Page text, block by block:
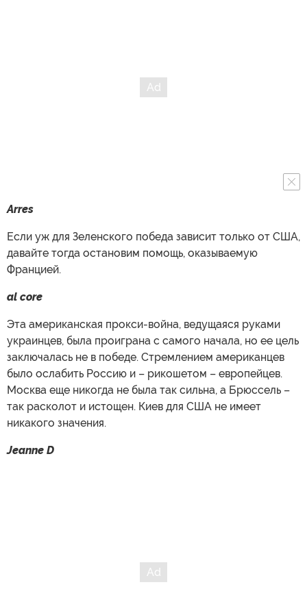
Arres
Если уж для Зеленского победа зависит только от США,
давайте тогда остановим помощь, оказываемую
Францией.
al core
Эта американская прокси-война, ведущаяся руками
украинцев, была проиграна с самого начала, но ее цель
заключалась не в победе. Стремлением американцев
было ослабить Россию и – рикошетом – европейцев.
Москва еще никогда не была так сильна, а Брюссель –
так расколот и истощен. Киев для США не имеет
никакого значения.
Jeanne D